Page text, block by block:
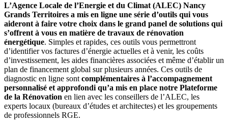
L’Agence Locale de l’Energie et du Climat (ALEC) Nancy
Grands Territoires a mis en ligne une série d’outils qui vous
aideront à faire votre choix dans le grand panel de solutions qui
s’offrent à vous en matière de travaux de rénovation
énergétique. Simples et rapides, ces outils vous permettront
d’identifier vos factures d’énergie actuelles et à venir, les coûts
d’investissement, les aides financières associées et même d’établir un
plan de financement global sur plusieurs années. Ces outils de
diagnostic en ligne sont complémentaires à l’accompagnement
personnalisé et approfondi qu’a mis en place notre Plateforme
de la Rénovation en lien avec les conseillers de l’ALEC, les
experts locaux (bureaux d’études et architectes) et les groupements
de professionnels RGE.